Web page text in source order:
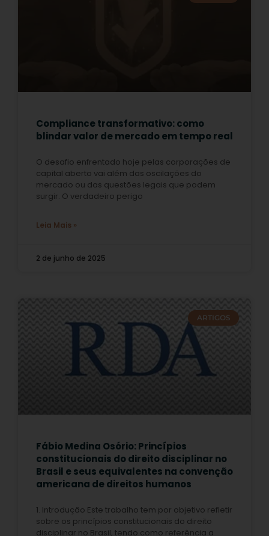
Compliance transformativo: como
blindar valor de mercado em tempo real
O desafio enfrentado hoje pelas corporações de
capital aberto vai além das oscilações do
mercado ou das questões legais que podem
surgir. O verdadeiro perigo
Leia Mais »
2 de junho de 2025
ARTIGOS
Fábio Medina Osório: Princípios
constitucionais do direito disciplinar no
Brasil e seus equivalentes na convenção
americana de direitos humanos
1. Introdução Este trabalho tem por objetivo refletir
sobre os princípios constitucionais do direito
disciplinar no Brasil, tendo como referência a